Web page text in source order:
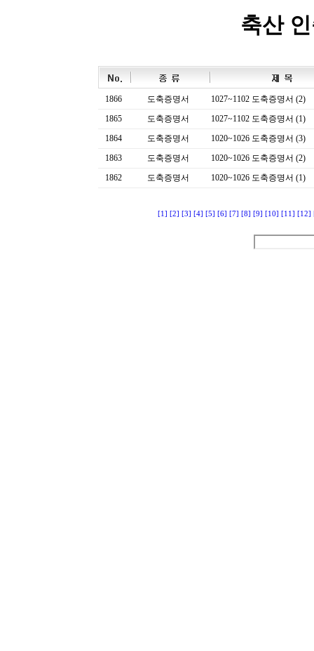
축산
1866 도축증명서
1027~1102 도축증명서 (2)
1865
도축증명서
1027~1102 도축증명서 (1)
1864
도축증명서
1020~1026 도축증명서 (3)
1863
도축증명서
1020~1026 도축증명서 (2)
1862
도축증명서 1020~1026 도축증명서 (1)
[1] [2] [3] [4] [5] [6] [7] [8] [9] [10] [11] [12]